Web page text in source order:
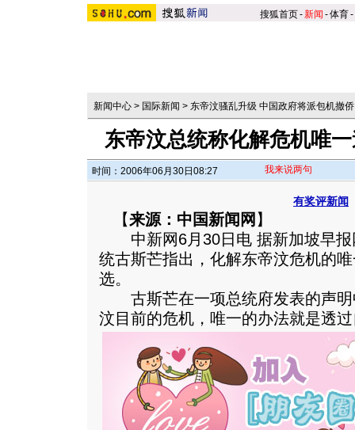
搜狐首页-新闻 -体育-
新闻中心 > 国际新闻 > 东帝汶骚乱升级 中国政府将派包机撤侨
东帝汶总统称化解危机唯
时间：2006年06月30日08:27 我来说两句
有奖评新闻
【来源：中国新闻网 】
中新网6月30日电 据新加坡早报
统古斯芒指出，化解东帝汶危机的
选。
古斯芒在一项总统府发表的声明
汶目前的危机，唯一的办法就是透